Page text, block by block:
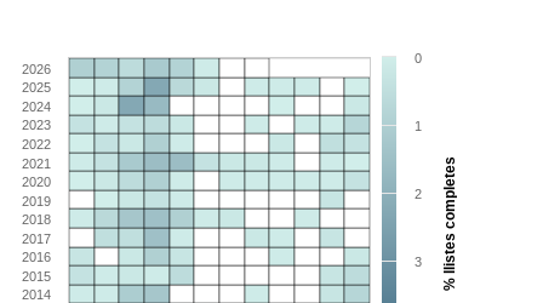
0
1
2
3 % llistes completes
2014
2015
2016
2017
2018
2019
2020
2021
2022
2023
2024
2025
2026